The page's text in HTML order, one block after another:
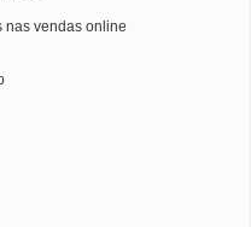
nas vendas online